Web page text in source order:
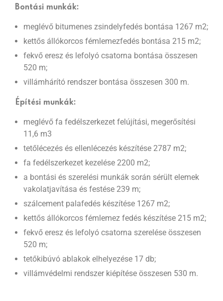
Bontási munkák:
meglévő bitumenes zsindelyfedés bontása 1267 m2;
kettős állókorcos fémlemezfedés bontása 215 m2;
fekvő eresz és lefolyó csatorna bontása összesen
520 m;
villámhárító rendszer bontása összesen 300 m.
Építési munkák:
meglévő fa fedélszerkezet felújítási, megerősítési
11,6 m3
tetőlécezés és ellenlécezés készítése 2787 m2;
fa fedélszerkezet kezelése 2200 m2;
a bontási és szerelési munkák során sérült elemek
vakolatjavítása és festése 239 m;
szálcement palafedés készítése 1267 m2;
kettős állókorcos fémlemez fedés készítése 215 m2;
fekvő eresz és lefolyó csatorna szerelése összesen
520 m;
tetőkibúvó ablakok elhelyezése 17 db;
villámvédelmi rendszer kiépítése összesen 530 m.